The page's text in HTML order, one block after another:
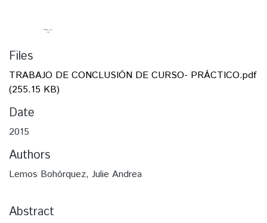
Files
TRABAJO DE CONCLUSIÓN DE CURSO- PRÁCTICO.pdf
(255.15 KB)
Date
2015
Authors
Lemos Bohórquez, Julie Andrea
Abstract